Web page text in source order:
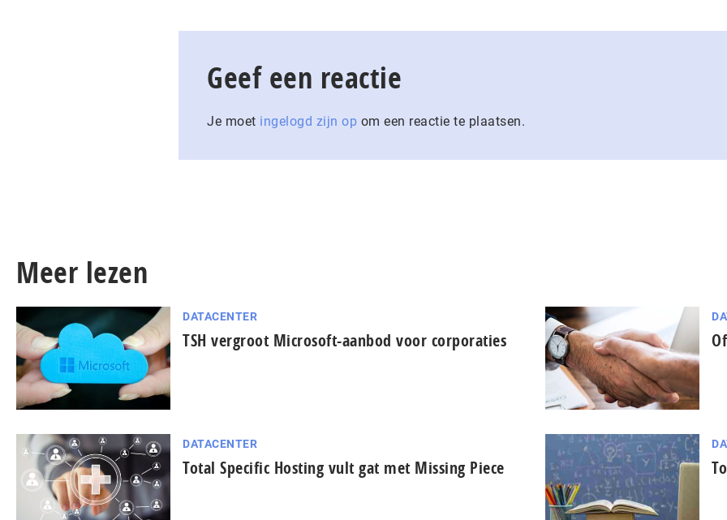
Geef een reactie
Je moet ingelogd zijn op om een reactie te plaatsen.
Meer lezen
DATACENTER
TSH vergroot Microsoft-aanbod voor corporaties
DATACENTER
Total Specific Hosting vult gat met Missing Piece